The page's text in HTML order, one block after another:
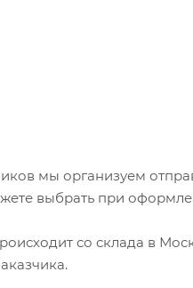
мы организуем
выбрать при
со склада в